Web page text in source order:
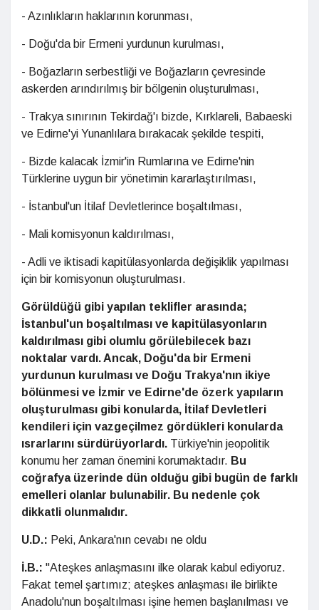
- Azınlıkların haklarının korunması,
- Doğu'da bir Ermeni yurdunun kurulması,
- Boğazların serbestliği ve Boğazların çevresinde
askerden arındırılmış bir bölgenin oluşturulması,
- Trakya sınırının Tekirdağ'ı bizde, Kırklareli, Babaeski
ve Edirne'yi Yunanlılara bırakacak şekilde tespiti,
- Bizde kalacak İzmir'in Rumlarına ve Edirne'nin
Türklerine uygun bir yönetimin kararlaştırılması,
- İstanbul'un İtilaf Devletlerince boşaltılması,
- Mali komisyonun kaldırılması,
- Adli ve iktisadi kapitülasyonlarda değişiklik yapılması
için bir komisyonun oluşturulması.
Görüldüğü gibi yapılan teklifler arasında;
İstanbul'un boşaltılması ve kapitülasyonların
kaldırılması gibi olumlu görülebilecek bazı
noktalar vardı. Ancak, Doğu'da bir Ermeni
yurdunun kurulması ve Doğu Trakya'nın ikiye
bölünmesi ve İzmir ve Edirne'de özerk yapıların
oluşturulması gibi konularda, İtilaf Devletleri
kendileri için vazgeçilmez gördükleri konularda
ısrarlarını sürdürüyorlardı. Türkiye'nin jeopolitik
konumu her zaman önemini korumaktadır. Bu
coğrafya üzerinde dün olduğu gibi bugün de farklı
emelleri olanlar bulunabilir. Bu nedenle çok
dikkatli olunmalıdır.
U.D.: Peki, Ankara'nın cevabı ne oldu
İ.B.: "Ateşkes anlaşmasını ilke olarak kabul ediyoruz.
Fakat temel şartımız; ateşkes anlaşması ile birlikte
Anadolu'nun boşaltılması işine hemen başlanılması ve